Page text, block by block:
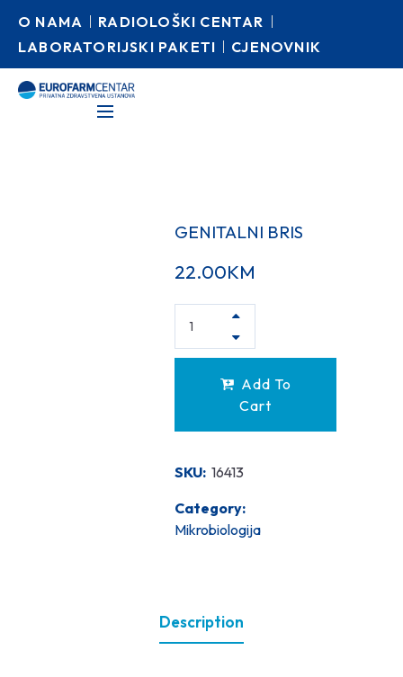
O NAMA
RADIOLOŠKI CENTAR
LABORATORIJSKI PAKETI
CJENOVNIK
GENITALNI BRIS
22.00KM
Add To
Cart
SKU: 16413
Category:
Mikrobiologija
Description